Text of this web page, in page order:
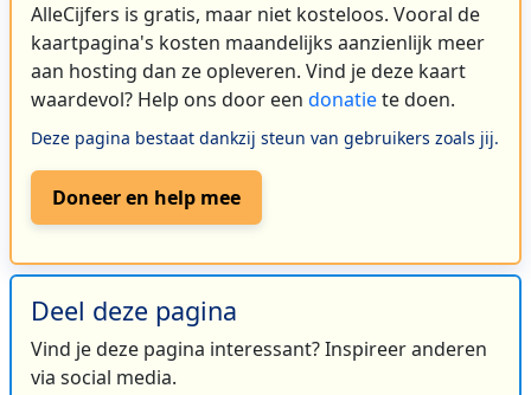
AlleCijfers is gratis, maar niet kosteloos. Vooral de
kaartpagina's kosten maandelijks aanzienlijk meer
aan hosting dan ze opleveren. Vind je deze kaart
waardevol? Help ons door een donatiete doen.
Deze pagina bestaat dankzij steun van gebruikers zoals jij.
Doneer en help mee
Deel deze pagina
Vind je deze pagina interessant? Inspireer anderen
via social media.